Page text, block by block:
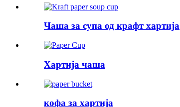
Чаша за супа од крафт хартија
Хартија чаша
кофа за хартија